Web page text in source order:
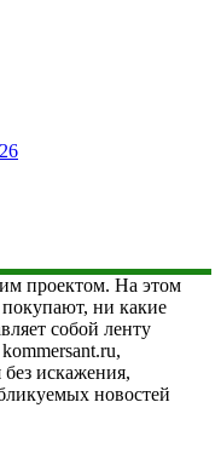
проектом. На этом
ни какие
собой ленту
искажения,
новостей